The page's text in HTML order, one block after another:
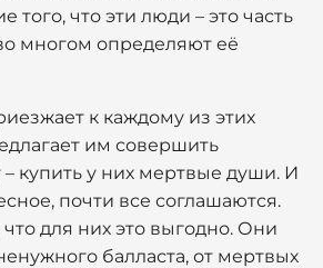
того, что эти люди – это часть
многом определяют её
к каждому из этих
им совершить
купить у них мертвые души. И
почти все соглашаются.
для них это выгодно. Они
балласта, от мертвых